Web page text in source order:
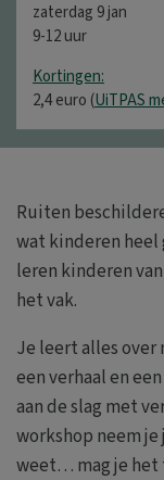
Ruiten
wat kinderen heel
leren kinderen
het vak.
Je leert alles over
een verhaal en
aan de slag met
workshop neem
weet… mag je het
zaterdag 9 jan
9-12 uur
Kortingen:
2,4 euro (UiTPAS